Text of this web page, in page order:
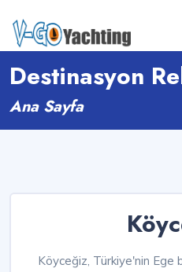
Destinasyon
Ana Sayfa
Köyceğiz, Türkiye'nin Ege